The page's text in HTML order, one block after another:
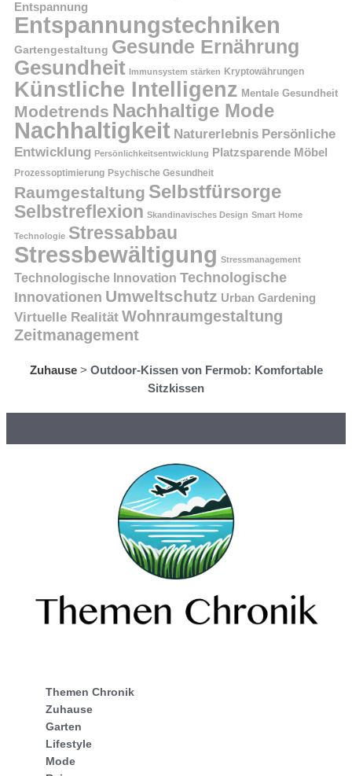
Entspannung
Entspannungstechniken
Gartengestaltung Gesunde Ernährung
Gesundheit Immunsystem stärken Kryptowährungen
Künstliche Intelligenz Mentale Gesundheit
Modetrends Nachhaltige Mode
Nachhaltigkeit Naturerlebnis Persönliche
Entwicklung Persönlichkeitsentwicklung Platzsparende Möbel
Prozessoptimierung Psychische Gesundheit
Raumgestaltung Selbstfürsorge
Selbstreflexion Skandinavisches Design Smart Home
Technologie Stressabbau
Stressbewältigung Stressmanagement
Technologische Innovation Technologische
Innovationen Umweltschutz Urban Gardening
Virtuelle Realität Wohnraumgestaltung
Zeitmanagement
Zuhause> Outdoor-Kissen von Fermob: Komfortable
Sitzkissen
Themen Chronik
Zuhause
Garten
Lifestyle
Mode